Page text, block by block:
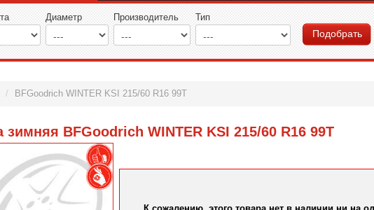
Диаметр Производитель Тип
Подобрать
/ BFGoodrich WINTER KSI 215/60 R16 99T
BFGoodrich WINTER KSI 215/60 R16 99T